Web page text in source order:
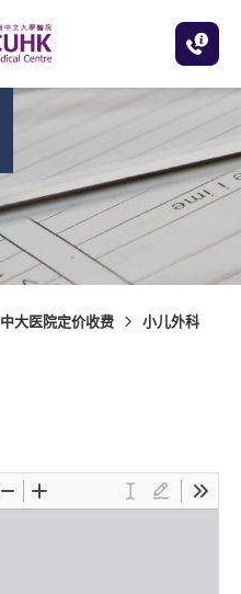
中大医院定价收费 小儿外科